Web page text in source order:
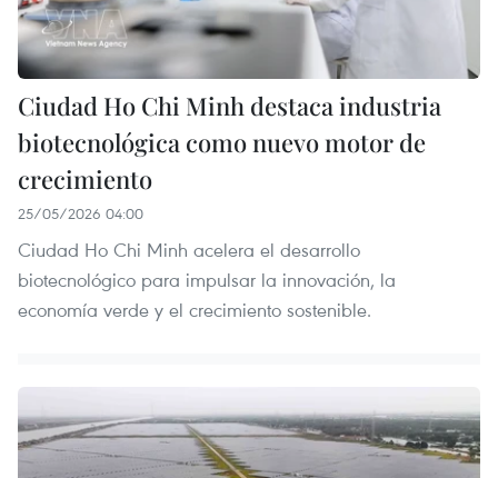
Ciudad Ho Chi Minh destaca industria
biotecnológica como nuevo motor de
crecimiento
25/05/2026 04:00
Ciudad Ho Chi Minh acelera el desarrollo
biotecnológico para impulsar la innovación, la
economía verde y el crecimiento sostenible.